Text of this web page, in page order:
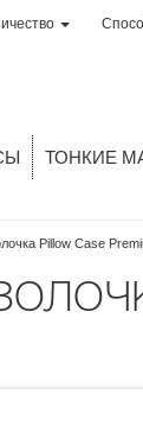
ТОНКИЕ
Pillow Case